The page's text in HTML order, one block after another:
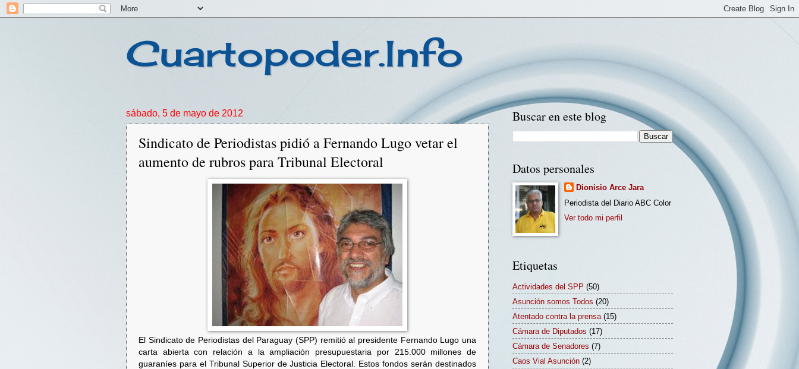
Cuartopoder.Info
sábado, 5 de mayo de 2012
Sindicato de Periodistas pidió a Fernando Lugo vetar el
aumento de rubros para Tribunal Electoral
El Sindicato de Periodistas del Paraguay (SPP) remitió al presidente Fernando Lugo una
carta abierta con relación a la ampliación presupuestaria por 215.000 millones de
guaraníes para el Tribunal Superior de Justicia Electoral. Estos fondos serán destinados
Buscar en este blog
Datos personales
Dionisio Arce Jara
Periodista del Diario ABC Color
Ver todo mi perfil
Etiquetas
Actividades del SPP (50)
Asunción somos Todos (20)
Atentado contra la prensa (15)
Cámara de Diputados (17)
Cámara de Senadores (7)
Caos Vial Asunción (2)